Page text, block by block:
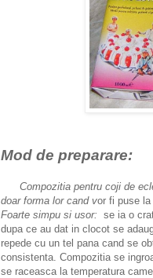
Mod de preparare:
Compozitia pentru coji de
doar forma lor cand vor fi puse la
Foarte simpu si usor: se ia o
dupa ce au dat in clocot se
repede cu un tel pana cand se
consistenta. Compozitia se
se raceasca la temperatura